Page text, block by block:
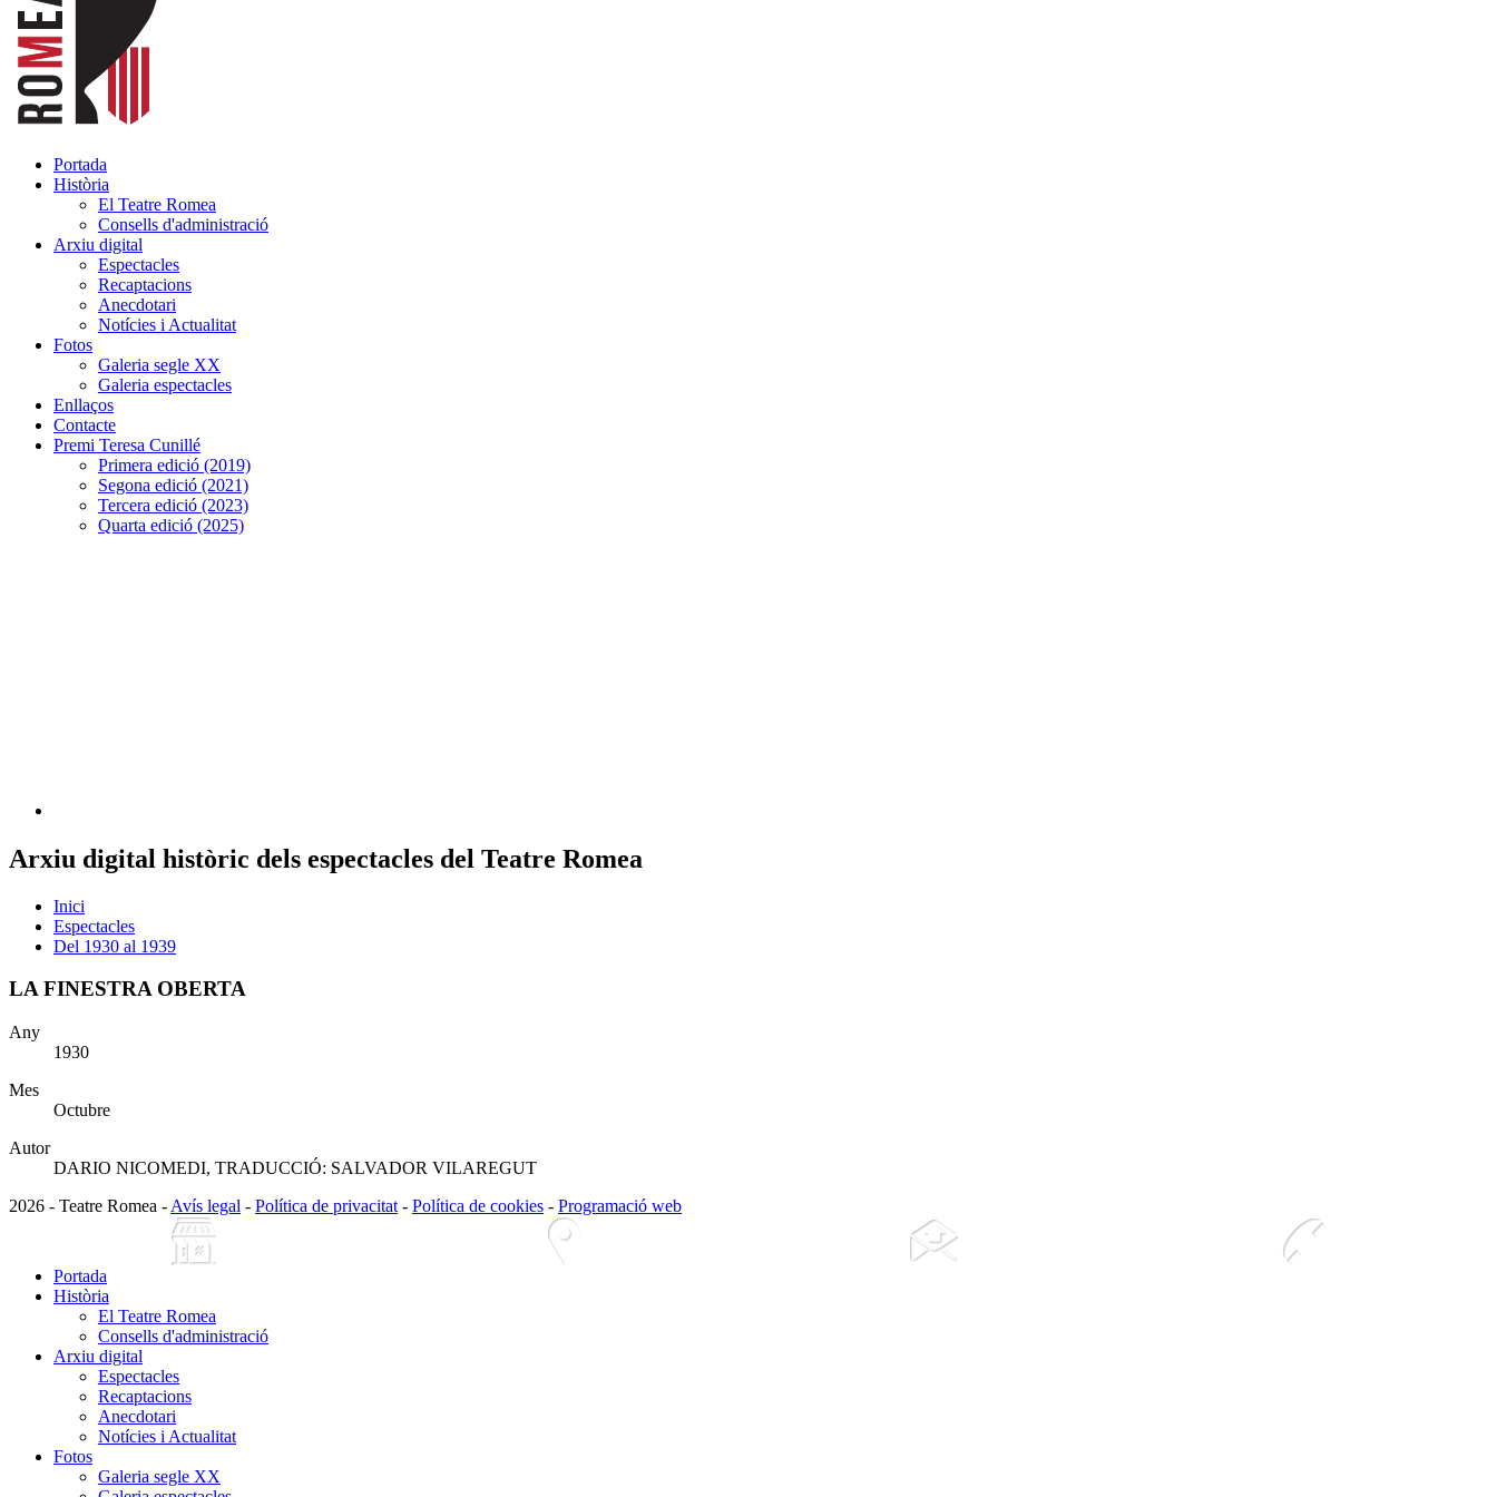
Portada
Història
El Teatre Romea
Consells d'administració
Arxiu digital
Espectacles
Recaptacions
Anecdotari
Notícies i Actualitat
Fotos
Galeria segle XX
Galeria espectacles
Enllaços
Contacte
Premi Teresa Cunillé
Primera edició (2019)
Segona edició (2021)
Tercera edició (2023)
Quarta edició (2025)
Arxiu digital històric dels espectacles del Teatre Romea
Inici
Espectacles
Del 1930 al 1939
LA FINESTRA OBERTA
Any
1930
Mes
Octubre
Autor
DARIO NICOMEDI, TRADUCCIÓ: SALVADOR VILAREGUT
2026 - Teatre Romea - Avís legal - Política de privacitat - Política de cookies - Programació web
Portada
Història
El Teatre Romea
Consells d'administració
Arxiu digital
Espectacles
Recaptacions
Anecdotari
Notícies i Actualitat
Fotos
Galeria segle XX